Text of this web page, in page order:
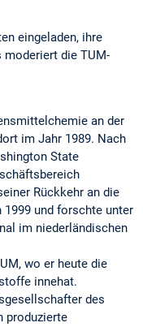
eingeladen, ihre
moderiert die TUM-
an der
im Jahr 1989. Nach
State
Rückkehr an die
und forschte unter
im niederländischen
wo er heute die
innehat.
des
produzierte